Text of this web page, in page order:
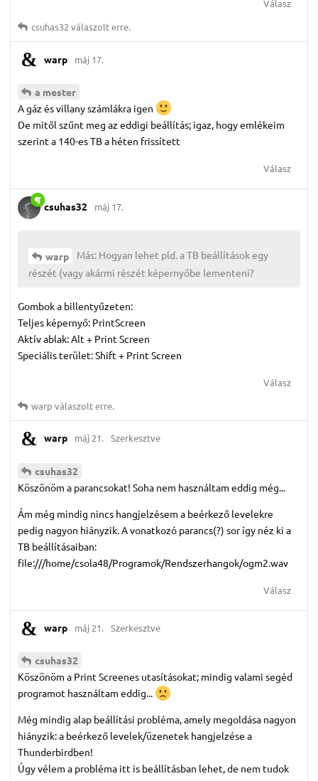
Válasz
csuhas32 válaszolt erre.
warp máj 17.
a mester
A gáz és villany számlákra igen
De mitől szűnt meg az eddigi beállítás; igaz, hogy emlékeim
szerint a 140-es TB a héten frissített
Válasz
csuhas32 máj 17.
warp
Más: Hogyan lehet pld. a TB beállítások egy
részét (vagy akármi részét képernyőbe lementeni?
Gombok a billentyűzeten:
Teljes képernyő: PrintScreen
Aktív ablak: Alt + Print Screen
Speciális terület: Shift + Print Screen
Válasz
warp válaszolt erre.
warp máj 21. Szerkesztve
csuhas32
Köszönöm a parancsokat! Soha nem használtam eddig még...
Ám még mindig nincs hangjelzésem a beérkező levelekre
pedig nagyon hiányzik. A vonatkozó parancs(?) sor így néz ki a
TB beállításaiban:
file:///home/csola48/Programok/Rendszerhangok/ogm2.wav
Válasz
warp máj 21. Szerkesztve
csuhas32
Köszönöm a Print Screenes utasításokat; mindig valami segéd
programot használtam eddig...
Még mindig alap beállítási probléma, amely megoldása nagyon
hiányzik: a beérkező levelek/üzenetek hangjelzése a
Thunderbirdben!
Úgy vélem a probléma itt is beállításban lehet, de nem tudok